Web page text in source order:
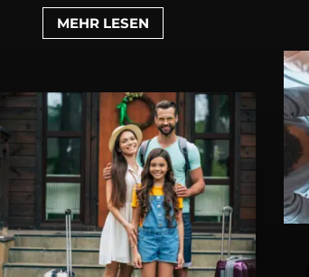
MEHR LESEN